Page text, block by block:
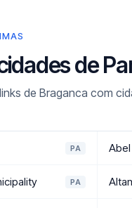
de
de Braganca com
PA
PA